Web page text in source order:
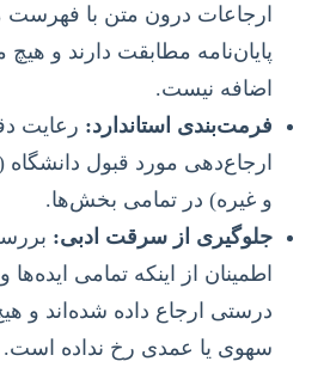
ارجاعات درون متن با فهرست
پایان‌نامه مطابقت دارند و هیچ
اضافه نیست.
فرمت‌بندی استاندارد: رعایت
و غیره) در تمامی بخش‌ها.
جلوگیری از سرقت ادبی:
اطمینان از اینکه تمامی
درستی ارجاع داده شده‌اند و
سهوی یا عمدی رخ نداده است.